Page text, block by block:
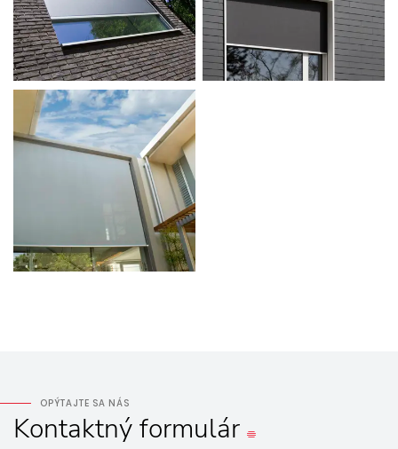
OPÝTAJTE SA NÁS
Kontaktnýformulár